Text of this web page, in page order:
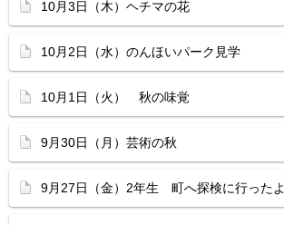
10月3日（木）ヘチマの花
10月2日（水）のんほいパーク見学
10月1日（火） 秋の味覚
9月30日（月）芸術の秋
9月27日（金）2年生 町へ探検に行ったよ